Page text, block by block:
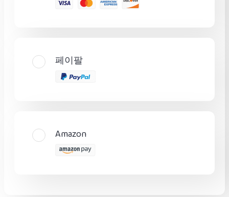
페이팔
Amazon